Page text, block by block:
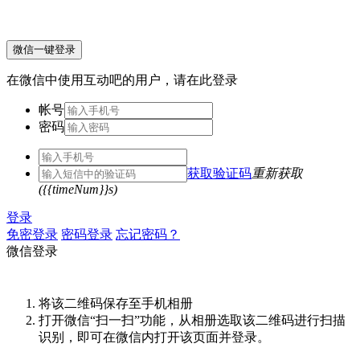
微信一键登录
在微信中使用互动吧的用户，请在此登录
帐号
密码
获取验证码重新获取
({{timeNum}}s)
登录
免密登录 密码登录 忘记密码？
微信登录
将该二维码保存至手机相册
打开微信“扫一扫”功能，从相册选取该二维码进行扫描
识别，即可在微信内打开该页面并登录。